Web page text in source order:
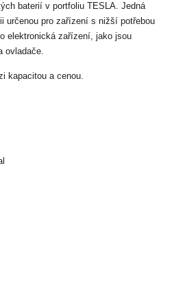
baterií v portfoliu TESLA. Jedná
určenou pro zařízení s nižší potřebou
elektronická zařízení, jako jsou
ovladače.
kapacitou a cenou.